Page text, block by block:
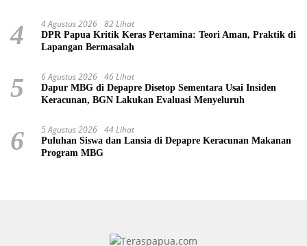
4 4 Agustus 2026 82 Lihat
DPR Papua Kritik Keras Pertamina: Teori Aman, Praktik di
Lapangan Bermasalah
5 6 Agustus 2026 46 Lihat
Dapur MBG di Depapre Disetop Sementara Usai Insiden
Keracunan, BGN Lakukan Evaluasi Menyeluruh
6 5 Agustus 2026 44 Lihat
Puluhan Siswa dan Lansia di Depapre Keracunan Makanan
Program MBG